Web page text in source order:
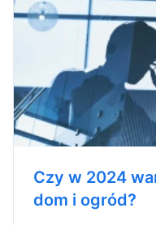
Czy w 2024
dom i ogród?